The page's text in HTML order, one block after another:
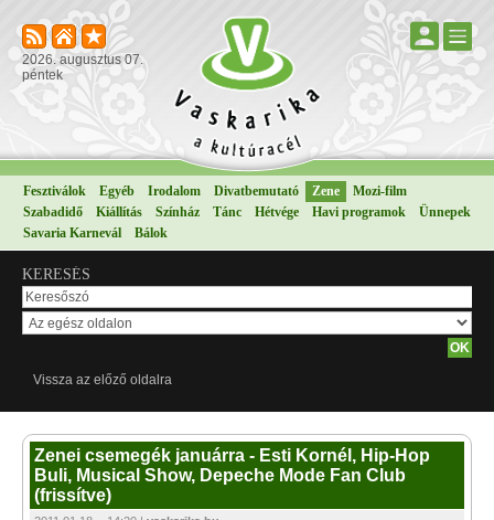
2026. augusztus 07.
péntek
Fesztiválok Egyéb Irodalom Divatbemutató Zene
Mozi-film
Szabadidő
Kiállítás Színház Tánc Hétvége Havi programok
Ünnepek
Savaria Karnevál
Bálok
KERESÉS
Vissza az előző oldalra
Zenei csemegék januárra - Esti Kornél, Hip-Hop
Buli, Musical Show, Depeche Mode Fan Club
(frissítve)